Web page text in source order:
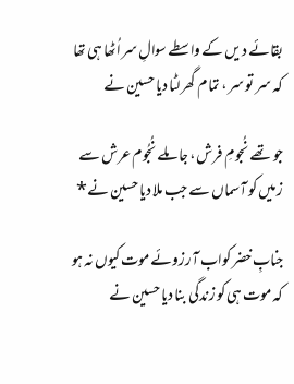
بقائے دیں کے واسطے سوالِ سر اُٹھا ہی تھا
کہ سر تو سر، تمام گھر لٹا دیا حسین نے
جو تھے نُجومِ فرش، جا ملے نُجُوم عرش سے
زمیں کو آسماں سے جب ملا دیا حسین نے*
جنابِ خضر کو اب آرزوئے موت کیوں نہ ہو
کہ موت ہی کو زندگی بنا دیا حسین نے